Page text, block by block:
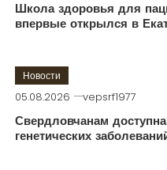
Школа здоровья для
впервые открылся в
Новости
05.08.2026 vepsrf1977
Свердловчанам
генетических